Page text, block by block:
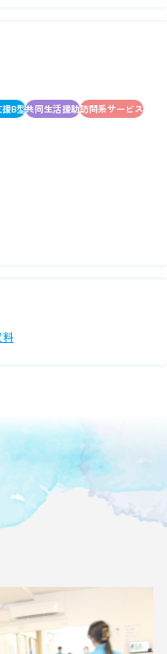
B型共同生活援助訪問系サービス
料